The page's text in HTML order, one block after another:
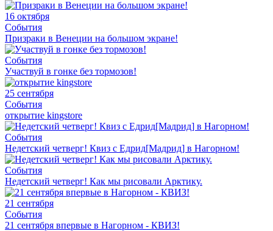
16 октября
События
Призраки в Венеции на большом экране!
События
Участвуй в гонке без тормозов!
25 сентября
События
открытие kingstore
События
Недетский четверг! Квиз с Едрид[Мадрид] в Нагорном!
События
Недетский четверг! Как мы рисовали Арктику.
21 сентября
События
21 сентября впервые в Нагорном - КВИЗ!